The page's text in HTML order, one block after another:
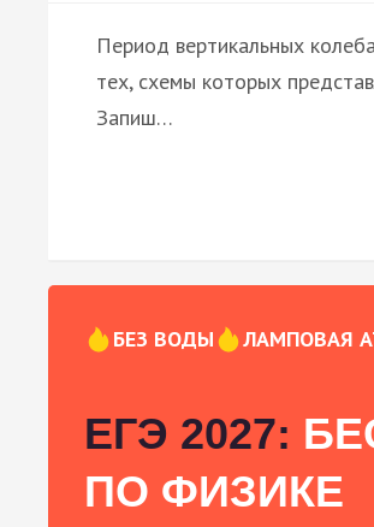
Период вертикальных
тех, схемы которых
Запиш…
БЕЗ ВОДЫ ЛАМПОВАЯ
ЕГЭ 2027:
ПО ФИЗИКЕ